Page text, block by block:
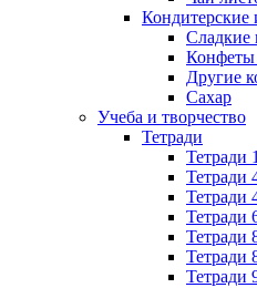
Кондитерские
Сладкие
Конфеты
Другие
Сахар
Учеба и творчество
Тетради
Тетради
Тетради
Тетради
Тетради
Тетради
Тетради
Тетради